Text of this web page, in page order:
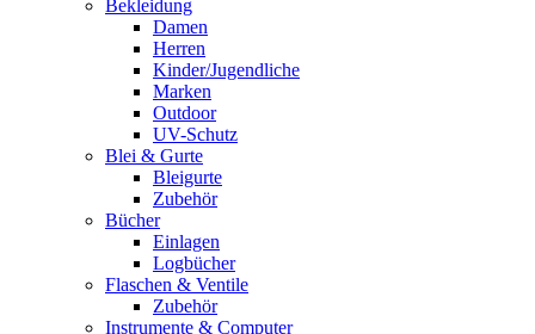
Bekleidung
Damen
Herren
Kinder/Jugendliche
Marken
Outdoor
UV-Schutz
Blei & Gurte
Bleigurte
Zubehör
Bücher
Einlagen
Logbücher
Flaschen & Ventile
Zubehör
Instrumente & Computer